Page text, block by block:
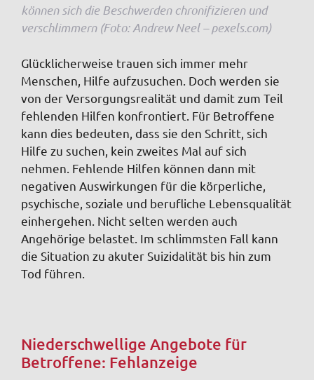
können sich die Beschwerden chronifizieren und
verschlimmern (Foto: Andrew Neel – pexels.com)
Glücklicherweise trauen sich immer mehr
Menschen, Hilfe aufzusuchen. Doch werden sie
von der Versorgungsrealität und damit zum Teil
fehlenden Hilfen konfrontiert. Für Betroffene
kann dies bedeuten, dass sie den Schritt, sich
Hilfe zu suchen, kein zweites Mal auf sich
nehmen. Fehlende Hilfen können dann mit
negativen Auswirkungen für die körperliche,
psychische, soziale und berufliche Lebensqualität
einhergehen. Nicht selten werden auch
Angehörige belastet. Im schlimmsten Fall kann
die Situation zu akuter Suizidalität bis hin zum
Tod führen.
Niederschwellige Angebote für
Betroffene: Fehlanzeige